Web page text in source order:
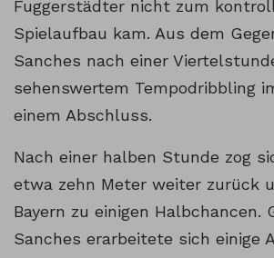
Fuggerstädter nicht zum
Spielaufbau kam. Aus dem
Sanches nach einer
sehenswertem Tempodribbling
einem Abschluss.
Nach einer halben Stunde zog
etwa zehn Meter weiter zurück
Bayern zu einigen Halbchancen.
Sanches erarbeitete sich einige